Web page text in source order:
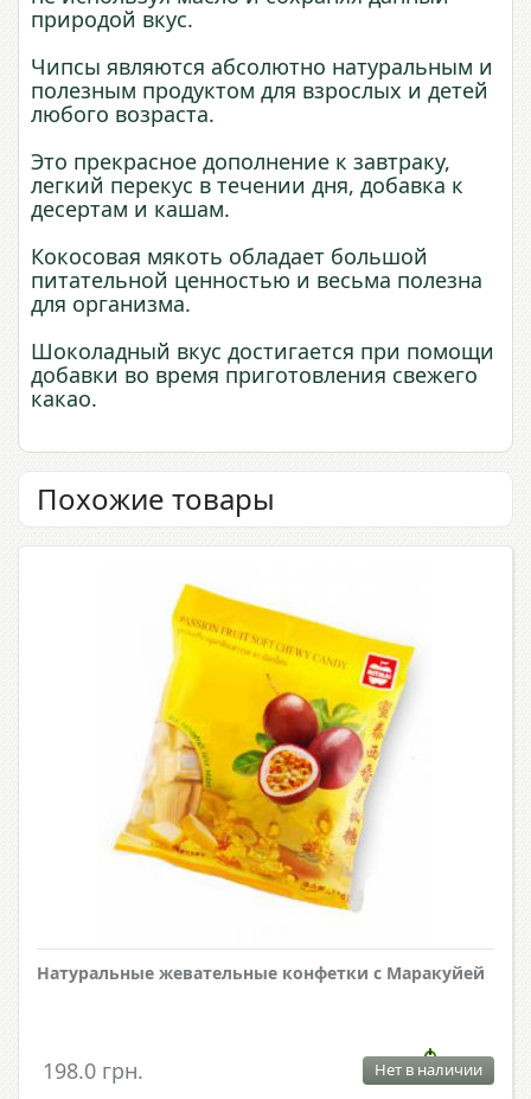
природой вкус.
Чипсы являются абсолютно натуральным и
полезным продуктом для взрослых и детей
любого возраста.
Это прекрасное дополнение к завтраку,
легкий перекус в течении дня, добавка к
десертам и кашам.
Кокосовая мякоть обладает большой
питательной ценностью и весьма полезна
для организма.
Шоколадный вкус достигается при помощи
добавки во время приготовления свежего
какао.
Похожие товары
Натуральные жевательные конфетки с Маракуйей
198.0 грн. Нет в наличии